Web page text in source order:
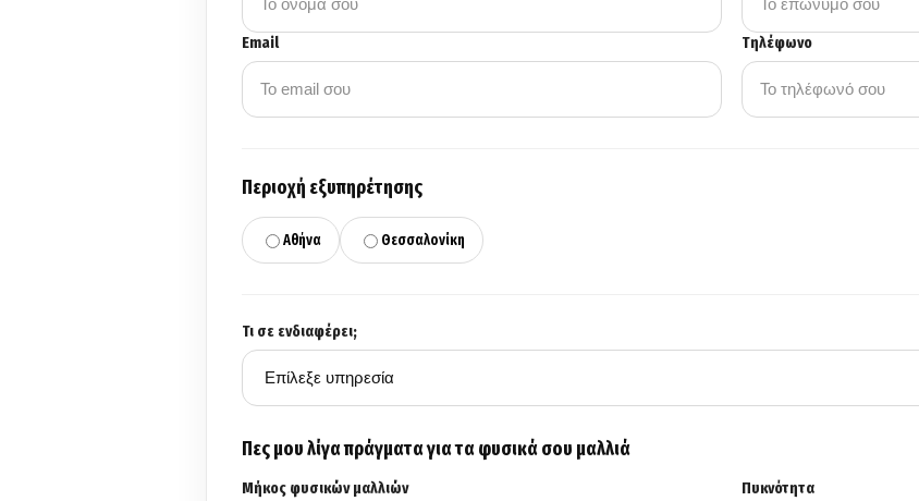
Email Τηλέφωνο
Περιοχή εξυπηρέτησης
Αθήνα Θεσσαλονίκη
Τι σε ενδιαφέρει;
Πες μου λίγα πράγματα για τα φυσικά σου μαλλιά
Μήκος φυσικών μαλλιών Πυκνότητα